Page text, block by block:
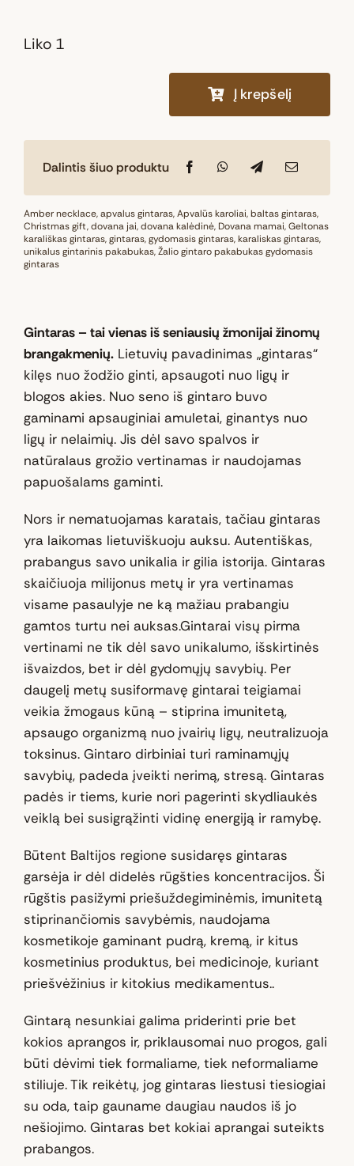
Liko 1
Baltijos
karoliai
„Saulės
šokis“
Į krepšelį
Dalintis šiuo produktu
Amber necklace,apvalus gintaras,Apvalūs karoliai,baltas gintaras,
Christmas gift,dovana jai,dovana kalėdinė,Dovana mamai,Geltonas
karališkas gintaras,gintaras,gydomasis gintaras,karaliskas gintaras,
unikalus gintarinis pakabukas,Žalio gintaro pakabukas gydomasis
gintaras
Gintaras – tai vienas iš seniausių žmonijai žinomų
brangakmenių.Lietuvių pavadinimas „gintaras“
kilęs nuo žodžio ginti, apsaugoti nuo ligų ir
blogos akies. Nuo seno iš gintaro buvo
gaminami apsauginiai amuletai, ginantys nuo
ligų ir nelaimių. Jis dėl savo spalvos ir
natūralaus grožio vertinamas ir naudojamas
papuošalams gaminti.
Nors ir nematuojamas karatais, tačiau gintaras
yra laikomas lietuviškuoju auksu. Autentiškas,
prabangus savo unikalia ir gilia istorija. Gintaras
skaičiuoja milijonus metų ir yra vertinamas
visame pasaulyje ne ką mažiau prabangiu
gamtos turtu nei auksas.Gintarai visų pirma
vertinami ne tik dėl savo unikalumo, išskirtinės
išvaizdos, bet ir dėl gydomųjų savybių. Per
daugelį metų susiformavę gintarai teigiamai
veikia žmogaus kūną – stiprina imunitetą,
apsaugo organizmą nuo įvairių ligų, neutralizuoja
toksinus. Gintaro dirbiniai turi raminamųjų
savybių, padeda įveikti nerimą, stresą. Gintaras
padės ir tiems, kurie nori pagerinti skydliaukės
veiklą bei susigrąžinti vidinę energiją ir ramybę.
Būtent Baltijos regione susidaręs gintaras
garsėja ir dėl didelės rūgšties koncentracijos. Ši
rūgštis pasižymi priešuždegiminėmis, imunitetą
stiprinančiomis savybėmis, naudojama
kosmetikoje gaminant pudrą, kremą, ir kitus
kosmetinius produktus, bei medicinoje, kuriant
priešvėžinius ir kitokius medikamentus..
Gintarą nesunkiai galima priderinti prie bet
kokios aprangos ir, priklausomai nuo progos, gali
būti dėvimi tiek formaliame, tiek neformaliame
stiliuje. Tik reikėtų, jog gintaras liestusi tiesiogiai
su oda, taip gauname daugiau naudos iš jo
nešiojimo. Gintaras bet kokiai aprangai suteikts
prabangos.